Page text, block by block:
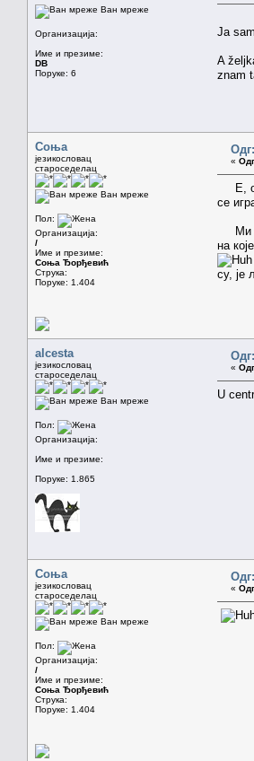
Ван мреже
Организација:
Име и презиме:
DB
Поруке: 6
Ja
A
znam
Соња
језикословац
староседелац
Ван мреже
Пол:
Организација:
/
Име и презиме:
Соња Ђорђевић
Струка:
Поруке: 1.404
«
Е,
се
Ми
на
су, је
alcesta
језикословац
староседелац
Ван мреже
Пол:
Организација:
Име и презиме:
Поруке: 1.865
«
U
Соња
језикословац
староседелац
Ван мреже
Пол:
Организација:
/
Име и презиме:
Соња Ђорђевић
Струка:
Поруке: 1.404
«